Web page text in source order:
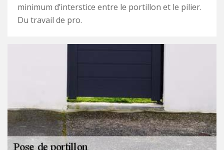
minimum d’interstice entre le portillon et le pilier.
Du travail de pro.